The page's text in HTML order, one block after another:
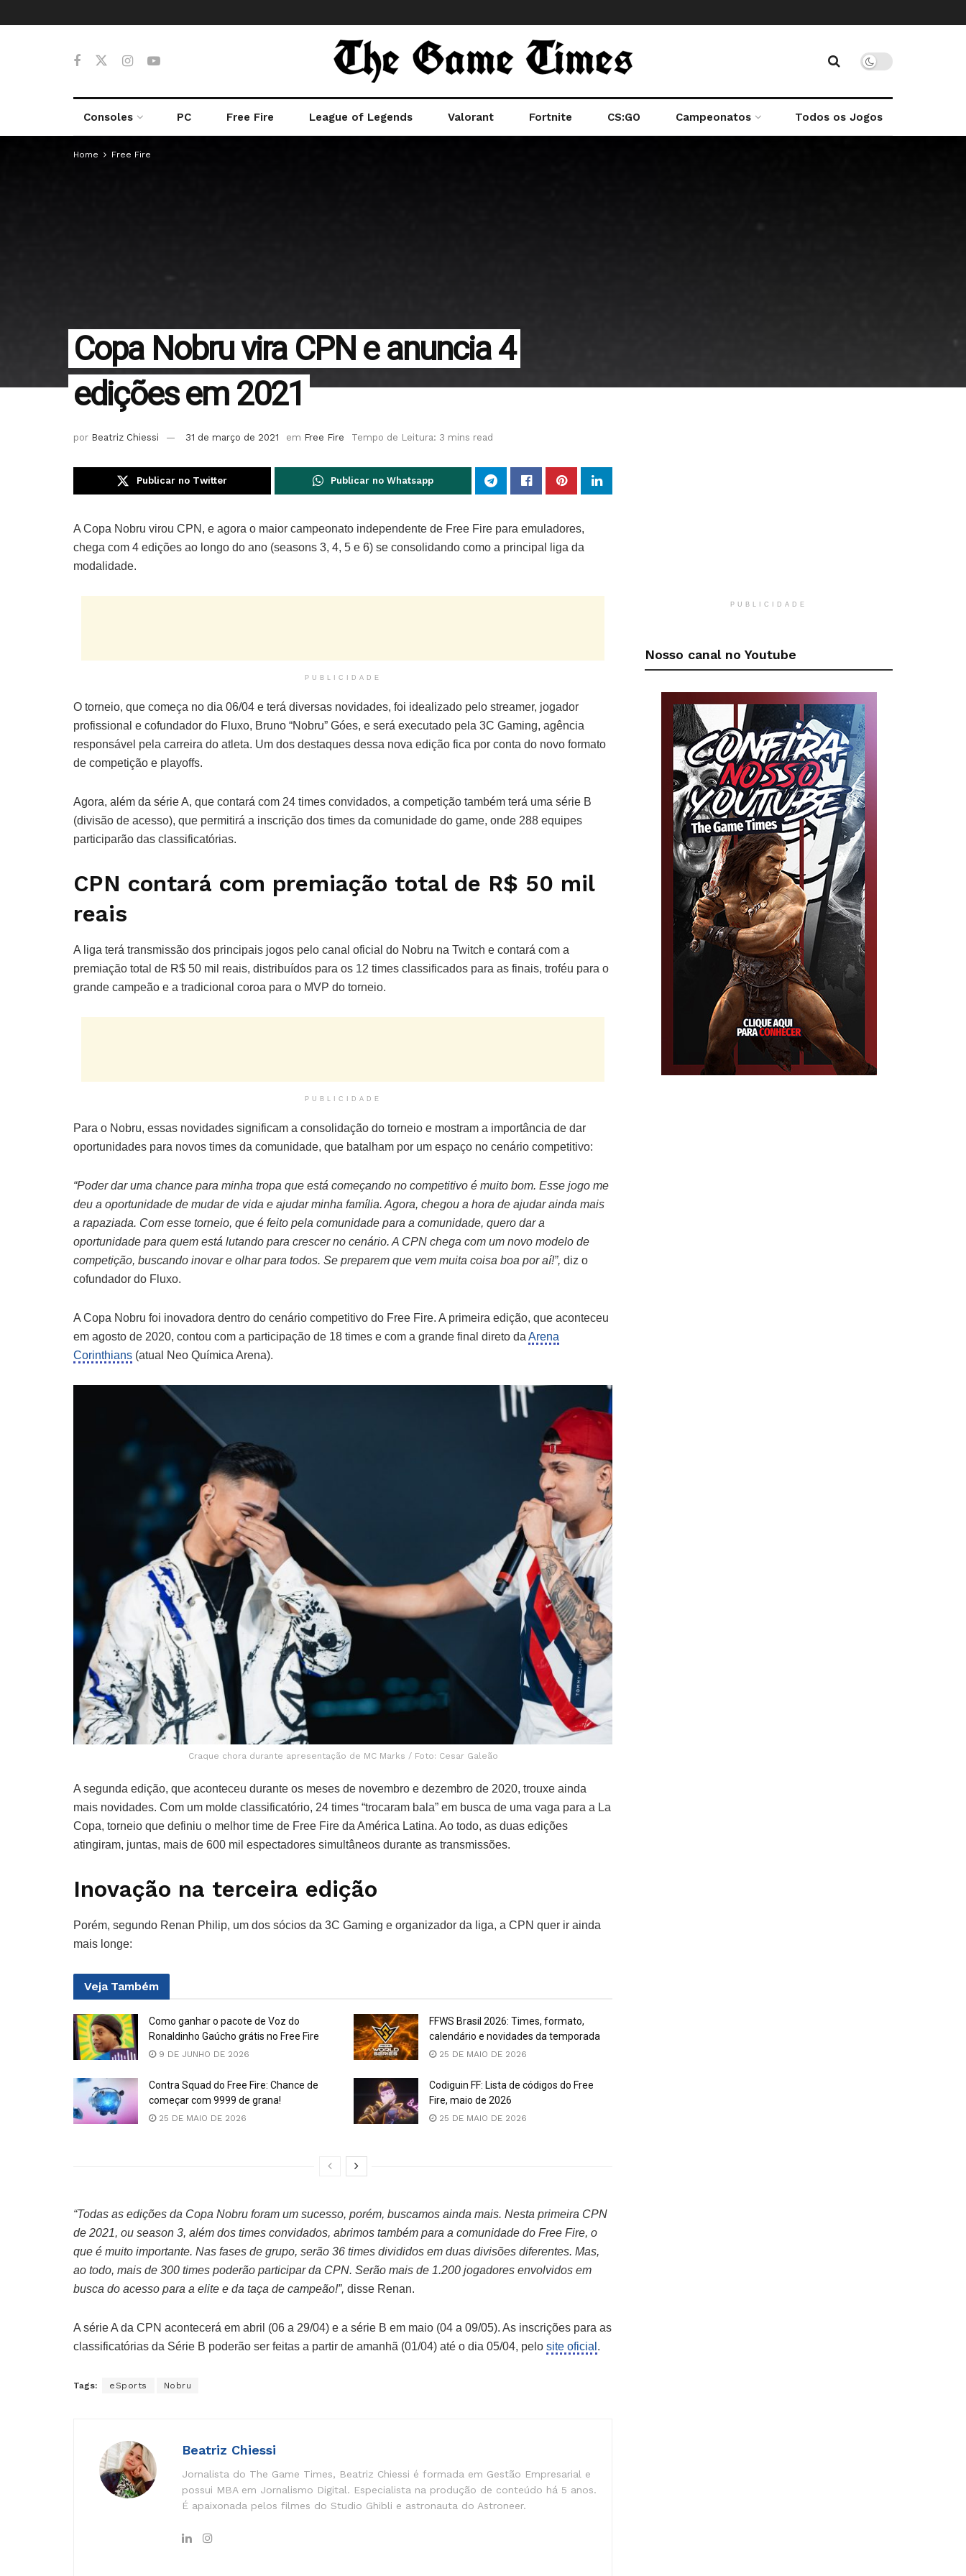
Consoles PC Free Fire League of Legends Valorant Fortnite CS:GO Campeonatos Todos os Jogos
Home Free Fire
Copa Nobru vira CPN e anuncia 4
edições em 2021
por Beatriz Chiessi 31 de março de 2021 em Free Fire Tempo de Leitura: 3 mins read
Publicar no Twitter Publicar no Whatsapp
A Copa Nobru virou CPN, e agora o maior campeonato independente de Free Fire para emuladores,
chega com 4 edições ao longo do ano (seasons 3, 4, 5 e 6) se consolidando como a principal liga da
modalidade.
PUBLICIDADE
O torneio, que começa no dia 06/04 e terá diversas novidades, foi idealizado pelo streamer, jogador
profissional e cofundador do Fluxo, Bruno “Nobru” Góes, e será executado pela 3C Gaming, agência
responsável pela carreira do atleta. Um dos destaques dessa nova edição fica por conta do novo formato
de competição e playoffs.
Agora, além da série A, que contará com 24 times convidados, a competição também terá uma série B
(divisão de acesso), que permitirá a inscrição dos times da comunidade do game, onde 288 equipes
participarão das classificatórias.
CPN contará com premiação total de R$ 50 mil
reais
A liga terá transmissão dos principais jogos pelo canal oficial do Nobru na Twitch e contará com a
premiação total de R$ 50 mil reais, distribuídos para os 12 times classificados para as finais, troféu para o
grande campeão e a tradicional coroa para o MVP do torneio.
PUBLICIDADE
Para o Nobru, essas novidades significam a consolidação do torneio e mostram a importância de dar
oportunidades para novos times da comunidade, que batalham por um espaço no cenário competitivo:
“Poder dar uma chance para minha tropa que está começando no competitivo é muito bom. Esse jogo me
deu a oportunidade de mudar de vida e ajudar minha família. Agora, chegou a hora de ajudar ainda mais
a rapaziada. Com esse torneio, que é feito pela comunidade para a comunidade, quero dar a
oportunidade para quem está lutando para crescer no cenário. A CPN chega com um novo modelo de
competição, buscando inovar e olhar para todos. Se preparem que vem muita coisa boa por aí!”, diz o
cofundador do Fluxo.
A Copa Nobru foi inovadora dentro do cenário competitivo do Free Fire. A primeira edição, que aconteceu
em agosto de 2020, contou com a participação de 18 times e com a grande final direto da Arena
Corinthians (atual Neo Química Arena).
Craque chora durante apresentação de MC Marks / Foto: Cesar Galeão
A segunda edição, que aconteceu durante os meses de novembro e dezembro de 2020, trouxe ainda
mais novidades. Com um molde classificatório, 24 times “trocaram bala” em busca de uma vaga para a La
Copa, torneio que definiu o melhor time de Free Fire da América Latina. Ao todo, as duas edições
atingiram, juntas, mais de 600 mil espectadores simultâneos durante as transmissões.
Inovação na terceira edição
Porém, segundo Renan Philip, um dos sócios da 3C Gaming e organizador da liga, a CPN quer ir ainda
mais longe:
Veja Também
Como ganhar o pacote de Voz do
Ronaldinho Gaúcho grátis no Free Fire
9 DE JUNHO DE 2026
FFWS Brasil 2026: Times, formato,
calendário e novidades da temporada
25 DE MAIO DE 2026
Contra Squad do Free Fire: Chance de
começar com 9999 de grana!
25 DE MAIO DE 2026
Codiguin FF: Lista de códigos do Free
Fire, maio de 2026
25 DE MAIO DE 2026
“Todas as edições da Copa Nobru foram um sucesso, porém, buscamos ainda mais. Nesta primeira CPN
de 2021, ou season 3, além dos times convidados, abrimos também para a comunidade do Free Fire, o
que é muito importante. Nas fases de grupo, serão 36 times divididos em duas divisões diferentes. Mas,
ao todo, mais de 300 times poderão participar da CPN. Serão mais de 1.200 jogadores envolvidos em
busca do acesso para a elite e da taça de campeão!”, disse Renan.
A série A da CPN acontecerá em abril (06 a 29/04) e a série B em maio (04 a 09/05). As inscrições para as
classificatórias da Série B poderão ser feitas a partir de amanhã (01/04) até o dia 05/04, pelo site oficial .
Tags: eSports Nobru
Beatriz Chiessi
Jornalista do The Game Times, Beatriz Chiessi é formada em Gestão Empresarial e
possui MBA em Jornalismo Digital. Especialista na produção de conteúdo há 5 anos.
É apaixonada pelos filmes do Studio Ghibli e astronauta do Astroneer.
PUBLICIDADE
Nosso canal no Youtube